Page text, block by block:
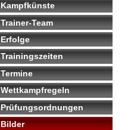
Kampfkünste
Trainer-Team
Erfolge
Trainingszeiten
Termine
Wettkampfregeln
Prüfungsordnungen
Bilder